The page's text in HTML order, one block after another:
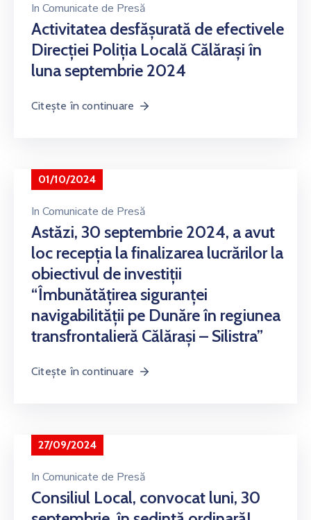
In Comunicate de Presă
Activitatea desfășurată de efectivele
Direcției Poliția Locală Călărași în
luna septembrie 2024
Citește în continuare
01/10/2024
In Comunicate de Presă
Astăzi, 30 septembrie 2024, a avut
loc recepția la finalizarea lucrărilor la
obiectivul de investiții
“Îmbunătățirea siguranței
navigabilității pe Dunăre în regiunea
transfrontalieră Călărași – Silistra”
Citește în continuare
27/09/2024
In Comunicate de Presă
Consiliul Local, convocat luni, 30